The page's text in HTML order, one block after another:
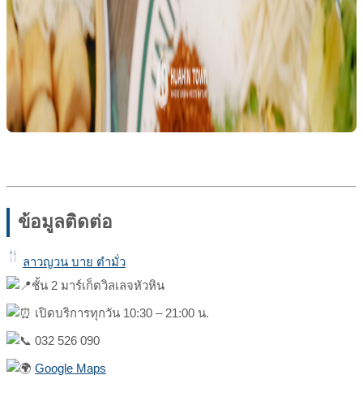
ข้อมูลติดต่อ
ลาวญวน บาย ตำมั่ว
ชั้น 2 มาร์เก็ตวิลเลจหัวหิน
เปิดบริการทุกวัน 10:30 – 21:00 น.
032 526 090
Google Maps